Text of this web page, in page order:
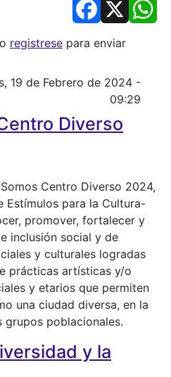
Facebook
X
entregará más de 700
o registrese para enviar
19 de Febrero de 2024 -
09:29
Diverso
Centro Diverso 2024
Centro Diverso 2024,
Estímulos para la Cultura-
promover, fortalecer y
inclusión social y de
y culturales logradas
prácticas artísticas y/o
y etarios que permiten
una ciudad diversa, en la
poblacionales.
y la